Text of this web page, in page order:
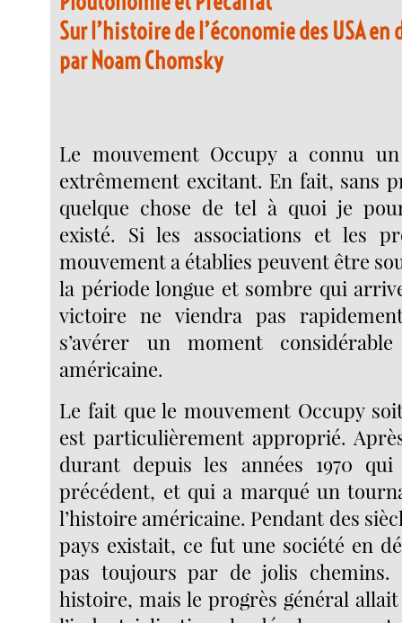
Sur l’histoire de l’économie des USA en
par Noam Chomsky
Le mouvement Occupy a connu
extrêmement excitant. En fait, sans
quelque chose de tel à quoi je
existé. Si les associations et les
mouvement a établies peuvent être
la période longue et sombre qui
victoire ne viendra pas
s’avérer un moment
américaine.
Le fait que le mouvement Occupy
est particulièrement approprié.
durant depuis les années 1970
précédent, et qui a marqué un
l’histoire américaine. Pendant des
pays existait, ce fut une société en
pas toujours par de jolis chemins.
histoire, mais le progrès général